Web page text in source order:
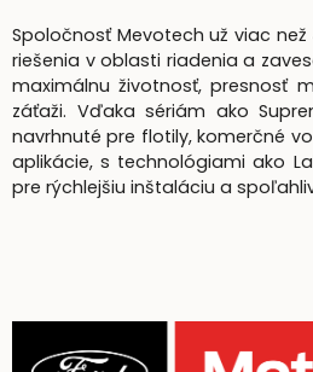
Spoločnosť Mevotech už viac
riešenia v oblasti riadenia a
maximálnu životnosť, presnosť
záťaži. Vďaka sériám ako
navrhnuté pre flotily, komerčné
aplikácie, s technológiami ako
pre rýchlejšiu inštaláciu a